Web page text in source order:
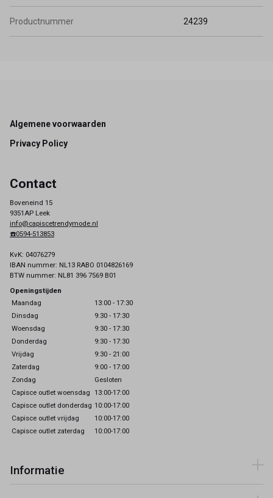
Productnummer 24239
Footer
Algemene voorwaarden
Privacy Policy
Contact
Boveneind 15
9351AP Leek
info@capiscetrendymode.nl
☎️0594-513853
KvK: 04076279
IBAN nummer: NL13 RABO 0104826169
BTW nummer: NL81 396 7569 B01
Openingstijden
Maandag
13:00 - 17:30
Dinsdag
9:30 - 17:30
Woensdag
9:30 - 17:30
Donderdag
9:30 - 17:30
Vrijdag
9:30 - 21:00
Zaterdag
9:00 - 17:00
Zondag
Gesloten
Capisce outlet woensdag 13:00-17:00
Capisce outlet donderdag 10:00-17:00
Capisce outlet vrijdag
10:00-17:00
Capisce outlet zaterdag
10:00-17:00
Informatie